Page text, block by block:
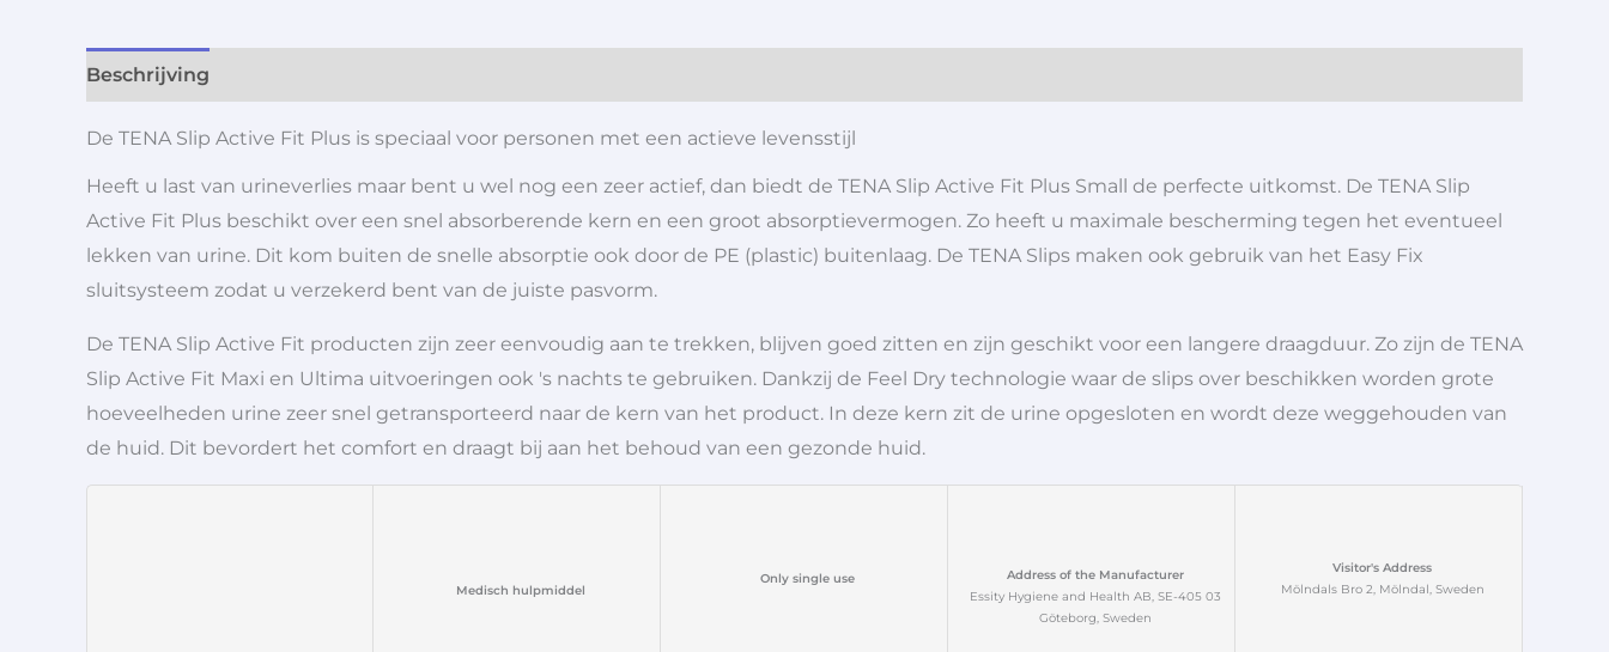
Beschrijving
De TENA Slip Active Fit Plus is speciaal voor personen met een actieve levensstijl
Heeft u last van urineverlies maar bent u wel nog een zeer actief, dan biedt de TENA Slip Active Fit Plus Small de perfecte uitkomst. De TENA Slip
Active Fit Plus beschikt over een snel absorberende kern en een groot absorptievermogen. Zo heeft u maximale bescherming tegen het eventueel
lekken van urine. Dit kom buiten de snelle absorptie ook door de PE (plastic) buitenlaag. De TENA Slips maken ook gebruik van het Easy Fix
sluitsysteem zodat u verzekerd bent van de juiste pasvorm.
De TENA Slip Active Fit producten zijn zeer eenvoudig aan te trekken, blijven goed zitten en zijn geschikt voor een langere draagduur. Zo zijn de TENA
Slip Active Fit Maxi en Ultima uitvoeringen ook 's nachts te gebruiken. Dankzij de Feel Dry technologie waar de slips over beschikken worden grote
hoeveelheden urine zeer snel getransporteerd naar de kern van het product. In deze kern zit de urine opgesloten en wordt deze weggehouden van
de huid. Dit bevordert het comfort en draagt bij aan het behoud van een gezonde huid.
Medisch hulpmiddel
Only single use
Address of the Manufacturer
Essity Hygiene and Health AB, SE-405 03
Göteborg, Sweden
Visitor's Address
Mölndals Bro 2, Mölndal, Sweden